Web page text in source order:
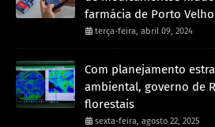
farmácia de Porto Velho
terça-feira, abril 09, 2024
Com planejamento
ambiental, governo de
florestais
sexta-feira, agosto 22, 2025